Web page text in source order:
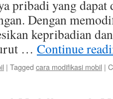
pribadi yang
Dengan
kepribadian
… Continue
| Tagged cara modifikasi mobil |